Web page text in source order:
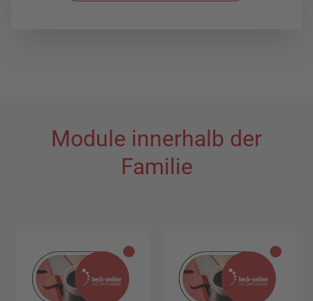
Module innerhalb der
Familie